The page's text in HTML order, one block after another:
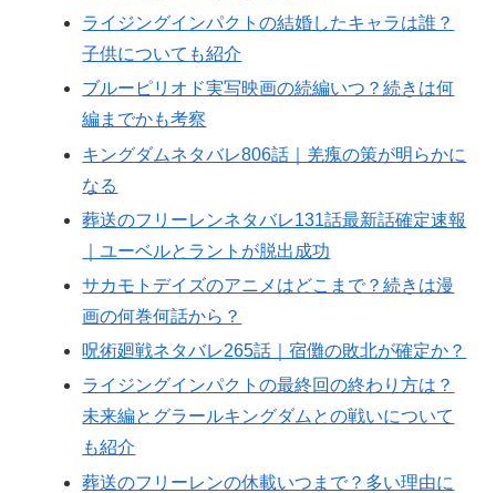
ライジングインパクトの結婚したキャラは誰？
子供についても紹介
ブルーピリオド実写映画の続編いつ？続きは何
編までかも考察
キングダムネタバレ806話｜羌瘣の策が明らかに
なる
葬送のフリーレンネタバレ131話最新話確定速報
｜ユーベルとラントが脱出成功
サカモトデイズのアニメはどこまで？続きは漫
画の何巻何話から？
呪術廻戦ネタバレ265話｜宿儺の敗北が確定か？
ライジングインパクトの最終回の終わり方は？
未来編とグラールキングダムとの戦いについて
も紹介
葬送のフリーレンの休載いつまで？多い理由に